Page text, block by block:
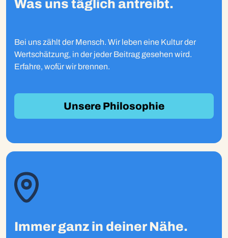
Was uns täglich antreibt.
Bei uns zählt der Mensch. Wir leben eine Kultur der
Wertschätzung, in der jeder Beitrag gesehen wird.
Erfahre, wofür wir brennen.
Unsere Philosophie
Immer ganz in deiner Nähe.